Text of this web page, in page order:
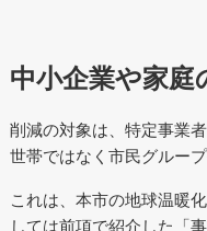
中小企業や家庭
削減の対象は、特定事業
世帯ではなく市民グルー
これは、本市の地球温暖
しては前項で紹介した「